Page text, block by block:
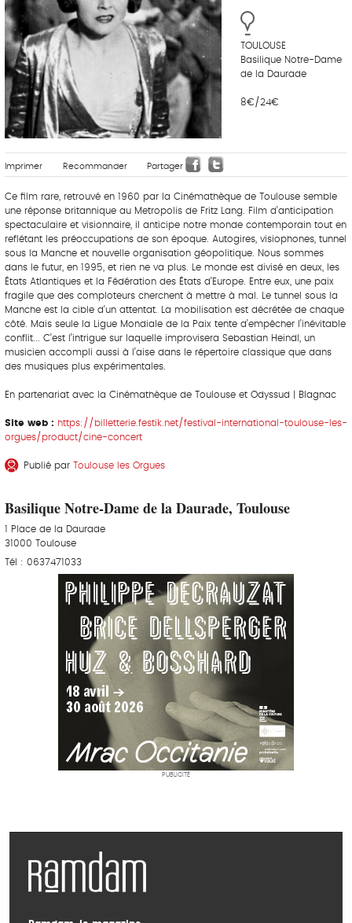
TOULOUSE
Basilique Notre-Dame
de la Daurade
8€/24€
Imprimer Recommander Partager
Ce film rare, retrouvé en 1960 par la Cinémathèque de Toulouse semble
une réponse britannique au Metropolis de Fritz Lang. Film d’anticipation
spectaculaire et visionnaire, il anticipe notre monde contemporain tout en
reflétant les préoccupations de son époque. Autogires, visiophones, tunnel
sous la Manche et nouvelle organisation géopolitique. Nous sommes
dans le futur, en 1995, et rien ne va plus. Le monde est divisé en deux, les
États Atlantiques et la Fédération des États d’Europe. Entre eux, une paix
fragile que des comploteurs cherchent à mettre à mal. Le tunnel sous la
Manche est la cible d’un attentat. La mobilisation est décrétée de chaque
côté. Mais seule la Ligue Mondiale de la Paix tente d’empêcher l’inévitable
conflit... C’est l’intrigue sur laquelle improvisera Sebastian Heindl, un
musicien accompli aussi à l’aise dans le répertoire classique que dans
des musiques plus expérimentales.
En partenariat avec la Cinémathèque de Toulouse et Odyssud | Blagnac
Site web : https://billetterie.festik.net/festival-international-toulouse-les-
orgues/product/cine-concert
Publié par Toulouse les Orgues
Basilique Notre-Dame de la Daurade, Toulouse
1 Place de la Daurade
31000 Toulouse
Tél : 0637471033
PUBLICITÉ